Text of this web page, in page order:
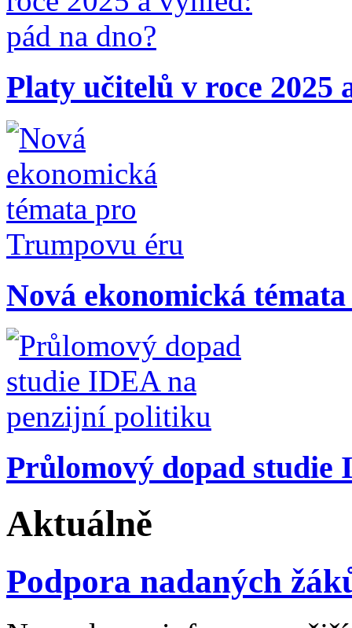
Platy učitelů v roce 2025
Nová ekonomická
Průlomový dopad
Aktuálně
Podpora nadaných